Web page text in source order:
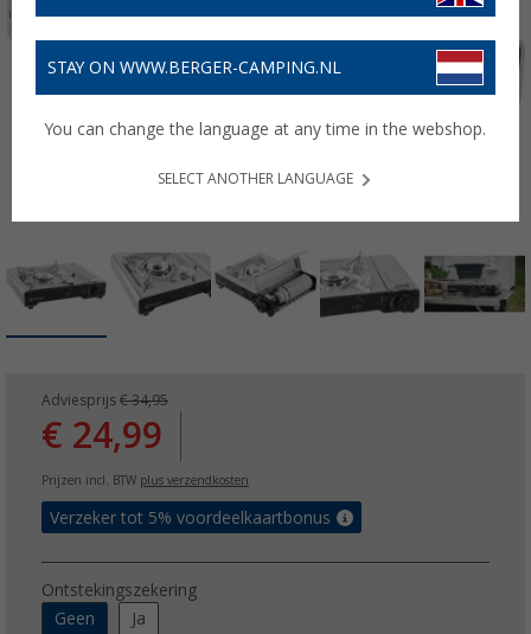
Adviesprijs € 34,95
€ 24,99
Prijzen incl. BTW plus verzendkosten
Verzeker tot 5% voordeelkaartbonus
Ontstekingszekering
Geen
Ja
STAY ON WWW.BERGER-CAMPING.NL
You can change the language at any time in the webshop.
SELECT ANOTHER LANGUAGE